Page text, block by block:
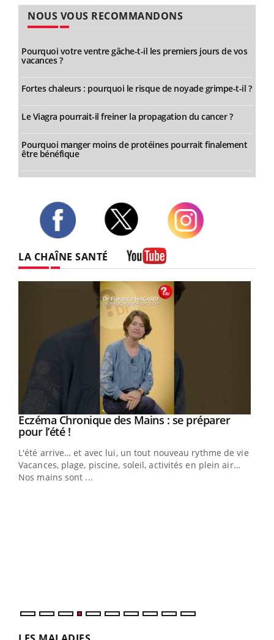
NOUS VOUS RECOMMANDONS
Pourquoi votre ventre gâche-t-il les premiers jours de vos
vacances ?
Fortes chaleurs : pourquoi le risque de noyade grimpe-t-il ?
Le Viagra pourrait-il freiner la propagation du cancer ?
Pourquoi manger moins de protéines pourrait finalement
être bénéfique
LA CHAÎNE SANTÉ
Youtube
Eczéma Chronique des Mains : se préparer
pour l’été !Youtube
L'été arrive… et avec lui, un tout nouveau rythme de vie !
Vacances, plage, piscine, soleil, activités en plein air…
Nos mains sont ...